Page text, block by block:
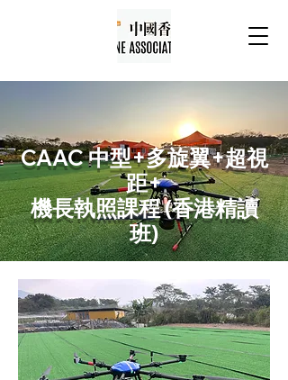
CAAC 中型+多旋翼+超視
距+
機長執照課程 (香港精讀
班)